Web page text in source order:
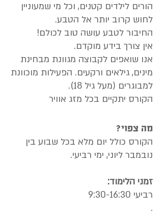
הורים לילדים קטנים, וכל מי שמעוניין
לחוש קרוב יותר אל הטבע.
החיבור לטבע עושה טוב לכולם!
אין צורך בידע מוקדם.
אנו שואפים לקבוצה מגוונת מבחינת
מינים, גילאים ורקעים. הפעילות מוכוונת
למבוגרים (מעל גיל 18).
הקורס יתקיים בכל מזג אוויר
מה צפוי?
הקורס כולל יום מלא בכל שבוע בין
נובמבר ליוני, ימי רביעי.
זמני הלימוד:
רביעי 9:30-16:30
​.